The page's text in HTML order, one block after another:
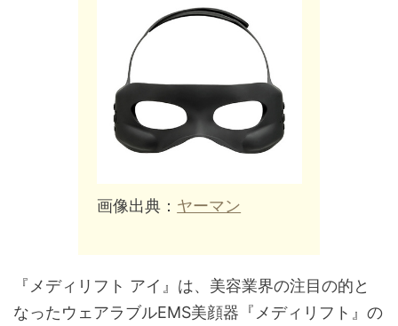
画像出典： ヤーマン
『メディリフト アイ』は、美容業界の注目の的と
なったウェアラブルEMS美顔器『メディリフト』の